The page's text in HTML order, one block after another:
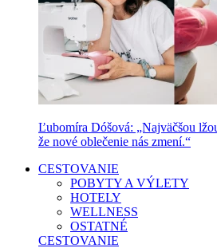
Ľubomíra Dóšová: „Najväčšou
že nové oblečenie nás zmení.“
CESTOVANIE
POBYTY A VÝLETY
HOTELY
WELLNESS
OSTATNÉ
CESTOVANIE